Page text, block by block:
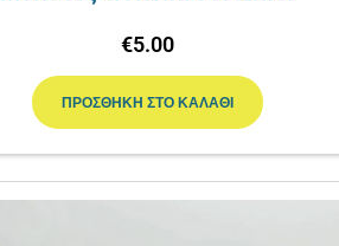
€5.00
ΠΡΟΣΘΉΚΗ ΣΤΟ ΚΑΛΆΘΙ